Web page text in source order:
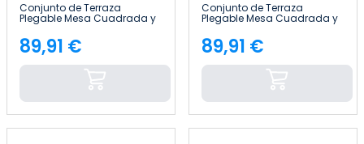
Conjunto de Terraza
Plegable Mesa Cuadrada y
2 Sillas Biano Madera de
Bambú 7house
Precio
89,91 €
Conjunto de Terraza
Plegable Mesa Cuadrada y
2 Sillas Biano Madera de
Bambú 7house
Precio
89,91 €